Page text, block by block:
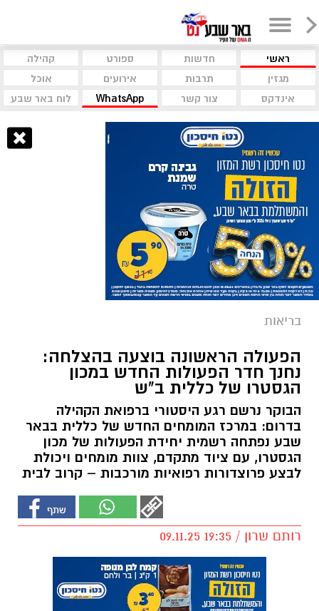
ראשי חדשות ספורט
קהילה
מגזין
תרבות אירועים
אוכל
אינדקס
צור קשר WhatsApp לוח באר שבע
בריאות
הפעולה הראשונה בוצעה בהצלחה:
נחנך חדר הפעולות החדש במכון
הגסטרו של כללית ב"ש
הבוקר נרשם רגע היסטורי ברפואת הקהילה
בדרום: במרכז המומחים החדש של כללית בבאר
שבע נפתחה רשמית יחידת הפעולות של מכון
הגסטרו, עם ציוד מתקדם, צוות מומחים ויכולת
לבצע פרוצדורות רפואיות מורכבות – קרוב לבית
רותם שרון / 19:35 09.11.25